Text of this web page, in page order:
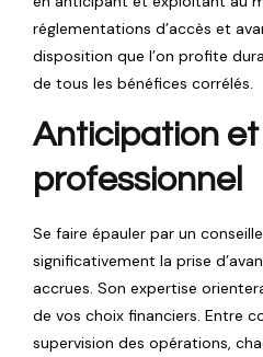
réglementations d’accès et
disposition que l’on profite
de tous les bénéfices corrélés.
Anticipation et
professionnel
Se faire épauler par un
significativement la prise
accrues. Son expertise
de vos choix financiers. Entre
supervision des opérations,